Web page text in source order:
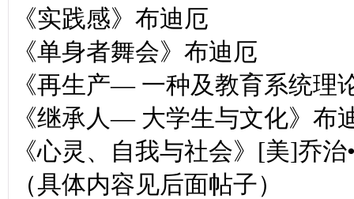
《实践感》布迪厄
《单身者舞会》布迪厄
《再生产— 一种及教育系统理
《继承人— 大学生与文化》布
《心灵、自我与社会》[美]乔治
（具体内容见后面帖子）